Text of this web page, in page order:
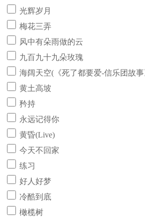
光辉岁月
梅花三弄
风中有朵雨做的云
九百九十九朵玫瑰
海阔天空(《死了都要爱-信乐团故
黄土高坡
矜持
永远记得你
黄昏(Live)
今天不回家
练习
好人好梦
冷酷到底
橄榄树